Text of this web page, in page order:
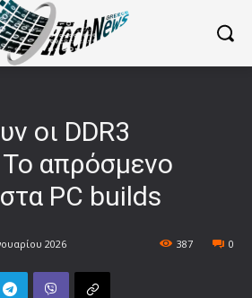
οι DDR3
απρόσμενο
PC builds
2026 0
387